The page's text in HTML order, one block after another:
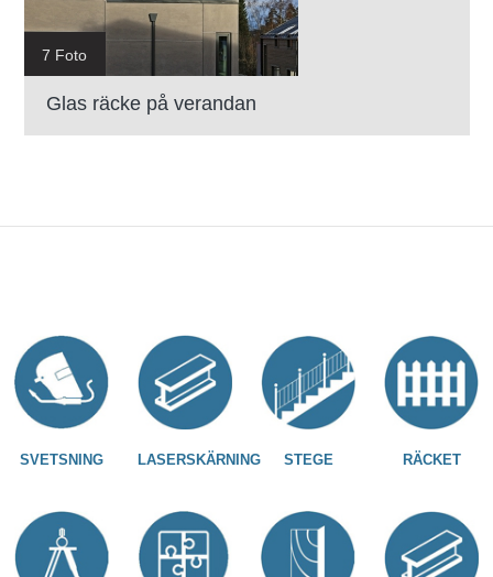
7 Foto
Glas räcke på verandan
SVETSNING LASERSKÄRNING STEGE RÄCKET